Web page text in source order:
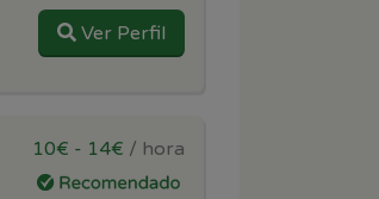
Ver Perfil
10€ - 14€ / hora